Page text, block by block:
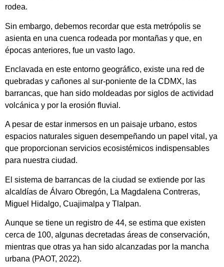
rodea.
Sin embargo, debemos recordar que esta metrópolis se
asienta en una cuenca rodeada por montañas y que, en
épocas anteriores, fue un vasto lago.
Enclavada en este entorno geográfico, existe una red de
quebradas y cañones al sur-poniente de la CDMX, las
barrancas, que han sido moldeadas por siglos de actividad
volcánica y por la erosión fluvial.
A pesar de estar inmersos en un paisaje urbano, estos
espacios naturales siguen desempeñando un papel vital, ya
que proporcionan servicios ecosistémicos indispensables
para nuestra ciudad.
El sistema de barrancas de la ciudad se extiende por las
alcaldías de Álvaro Obregón, La Magdalena Contreras,
Miguel Hidalgo, Cuajimalpa y Tlalpan.
Aunque se tiene un registro de 44, se estima que existen
cerca de 100, algunas decretadas áreas de conservación,
mientras que otras ya han sido alcanzadas por la mancha
urbana (PAOT, 2022).